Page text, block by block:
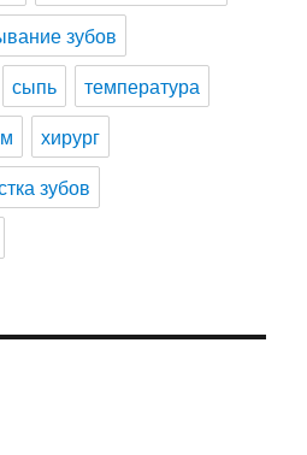
зубов
сыпь
температура
хирург
зубов